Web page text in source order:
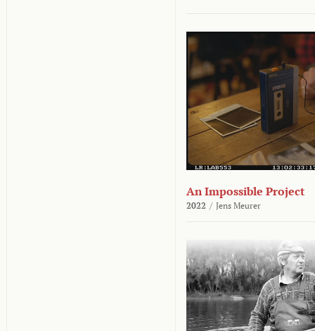
An Impossible Project
2022 / Jens Meurer